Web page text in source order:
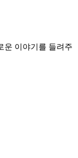
운 이야기를 들려주